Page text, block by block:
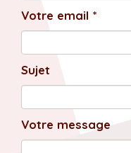
Votre email *
Sujet
Votre message